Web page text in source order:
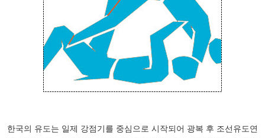
한국의 유도는 일제 강점기를 중심으로 시작되어 광복 후 조선유도연